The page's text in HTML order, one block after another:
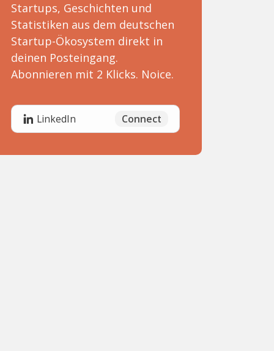
Startups, Geschichten und
Statistiken aus dem deutschen
Startup-Ökosystem direkt in
deinen Posteingang.
Abonnieren mit 2 Klicks. Noice.
LinkedIn Connect